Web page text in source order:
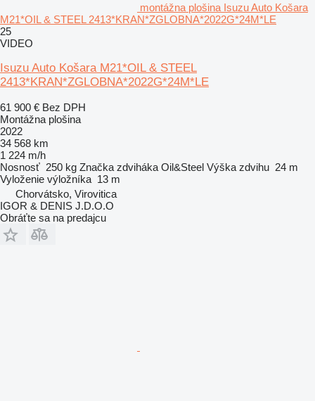
montážna plošina Isuzu Auto Košara
M21*OIL & STEEL 2413*KRAN*ZGLOBNA*2022G*24M*LE
25
VIDEO
Isuzu Auto Košara M21*OIL & STEEL
2413*KRAN*ZGLOBNA*2022G*24M*LE
61 900 € Bez DPH
Montážna plošina
2022
34 568 km
1 224 m/h
Nosnosť 250 kg Značka zdviháka Oil&Steel Výška zdvihu 24 m
Vyloženie výložníka 13 m
Chorvátsko, Virovitica
IGOR & DENIS J.D.O.O
Obráťte sa na predajcu